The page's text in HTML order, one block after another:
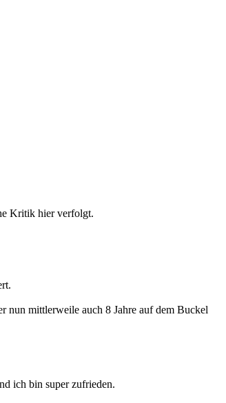
Kritik hier verfolgt.
nun mittlerweile auch 8 Jahre auf dem Buckel
ich bin super zufrieden.